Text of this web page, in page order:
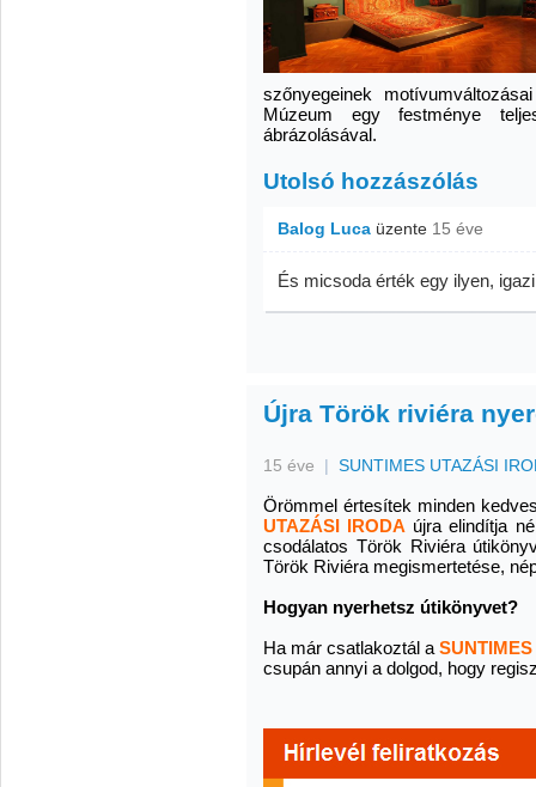
szőnyegeinek
Múzeum egy festménye
ábrázolásával.
Utolsó hozzászólás
Balog Luca üzente 15 éve
És micsoda érték egy ilyen,
Újra Török riviéra
15 éve | SUNTIMES UTAZÁSI
Örömmel értesítek minden
UTAZÁSI IRODA újra elindítja
csodálatos Török Riviéra
Török Riviéra megismertetése,
Hogyan nyerhetsz útikönyvet?
Ha már csatlakoztál a SUNTIMES
csupán annyi a dolgod, hogy